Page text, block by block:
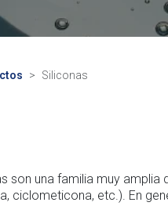
Siliconas
son una familia muy
ciclometicona, etc.). En